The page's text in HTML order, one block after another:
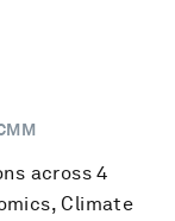
across 4
Climate